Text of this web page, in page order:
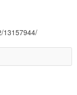
13157944/